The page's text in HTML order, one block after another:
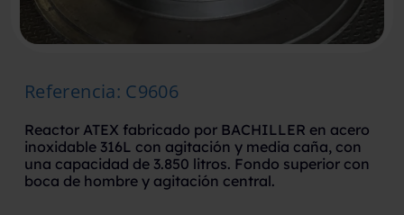
Referencia: C9606
Reactor ATEX fabricado por BACHILLER en acero
inoxidable 316L con agitación y media caña, con
una capacidad de 3.850 litros. Fondo superior con
boca de hombre y agitación central.